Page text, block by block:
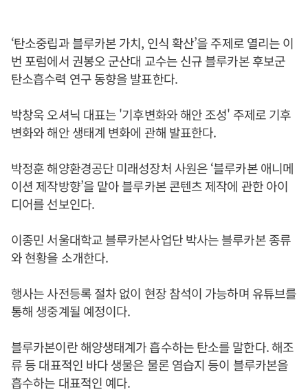
‘탄소중립과 블루카본 가치, 인식 확산’을 주제로 열리는 이
번 포럼에서 권봉오 군산대 교수는 신규 블루카본 후보군
탄소흡수력 연구 동향을 발표한다.
박창욱 오셔닉 대표는 '기후변화와 해안 조성' 주제로 기후
변화와 해안 생태계 변화에 관해 발표한다.
박정훈 해양환경공단 미래성장처 사원은 ‘블루카본 애니메
이션 제작방향’을 맡아 블루카본 콘텐츠 제작에 관한 아이
디어를 선보인다.
이종민 서울대학교 블루카본사업단 박사는 블루카본 종류
와 현황을 소개한다.
행사는 사전등록 절차 없이 현장 참석이 가능하며 유튜브를
통해 생중계될 예정이다.
블루카본이란 해양생태계가 흡수하는 탄소를 말한다. 해조
류 등 대표적인 바다 생물은 물론 염습지 등이 블루카본을
흡수하는 대표적인 예다.